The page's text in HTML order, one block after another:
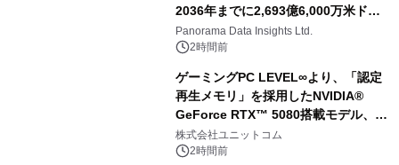
2036年までに2,693億6,000万米ドル
に達すると予測されており、予測期間
（2026年～2036年）
Panorama Data Insights Ltd.
2時間前
ゲーミングPC LEVEL∞より、「認定
再生メモリ」を採用したNVIDIA®
GeForce RTX™ 5080搭載モデル、
NVIDIA® GeForce RTX™ 5070 Ti搭
載モデルを販売開始
株式会社ユニットコム
2時間前